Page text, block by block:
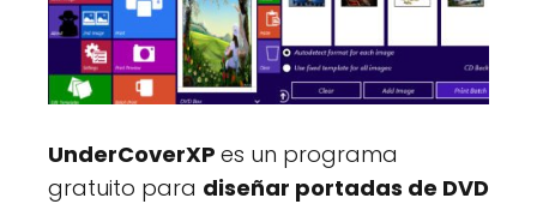
UnderCoverXP es un programa
gratuito para diseñar portadas de DVD